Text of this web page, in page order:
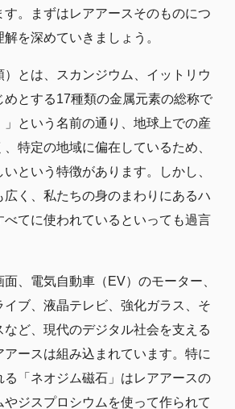
す。まずはレアアースそのものにつ
を深めていきましょう。
）とは、スカンジウム、イットリウ
めとする17種類の金属元素の総称で
という名前の通り、地球上での産
特定の地域に偏在しているため、
という特徴があります。しかし、
広く、私たちの身のまわりにあるハ
べてに使われているといっても過言
、電気自動車（EV）のモーター、
ブ、液晶テレビ、強化ガラス、そ
など、現代のデジタル社会を支える
ースは組み込まれています。特に
る「ネオジム磁石」はレアアースの
ジスプロシウムを使って作られて